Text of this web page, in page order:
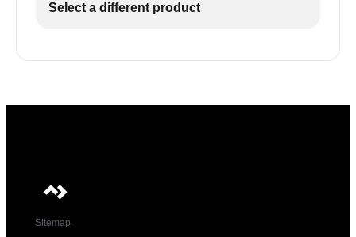
Select a different product
Sitemap